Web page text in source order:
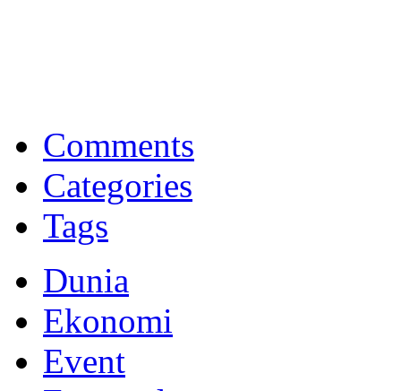
Memberikan yang terbaik sesuai kaidah Islam, kunjungi situs resmi
Comments
Categories
Tags
Dunia
Ekonomi
Event